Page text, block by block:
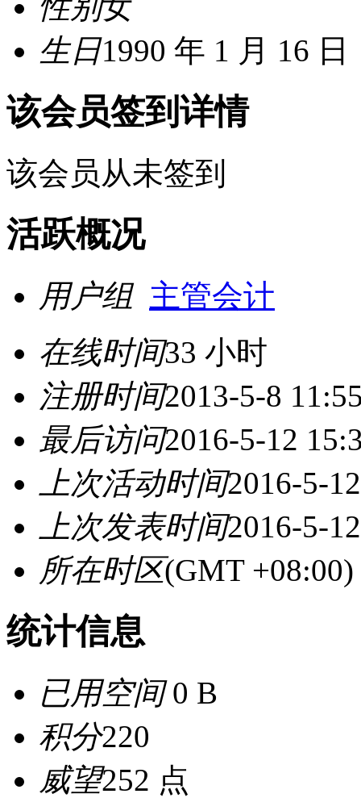
性别女
生日1990 年 1 月 16 日
该会员签到详情
该会员从未签到
活跃概况
用户组 主管会计
在线时间33 小时
注册时间2013-5-8
最后访问2016-5-12
上次活动时间2016-5-
上次发表时间2016-5-
所在时区(GMT
统计信息
已用空间0 B
积分220
威望252 点